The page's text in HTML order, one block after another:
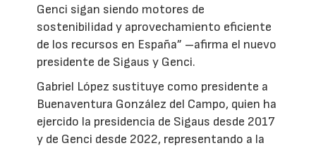
Genci sigan siendo motores de
sostenibilidad y aprovechamiento eficiente
de los recursos en España” –afirma el nuevo
presidente de Sigaus y Genci.
Gabriel López sustituye como presidente a
Buenaventura González del Campo, quien ha
ejercido la presidencia de Sigaus desde 2017
y de Genci desde 2022, representando a la